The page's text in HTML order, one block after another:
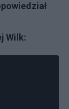
Wilk: